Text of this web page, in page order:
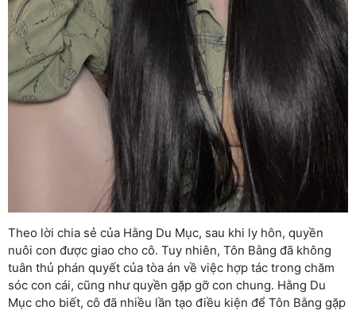
Theo lời chia sẻ của Hằng Du Mục, sau khi ly hôn, quyền
nuôi con được giao cho cô. Tuy nhiên, Tôn Bằng đã không
tuân thủ phán quyết của tòa án về việc hợp tác trong chăm
sóc con cái, cũng như quyền gặp gỡ con chung. Hằng Du
Mục cho biết, cô đã nhiều lần tạo điều kiện để Tôn Bằng gặp